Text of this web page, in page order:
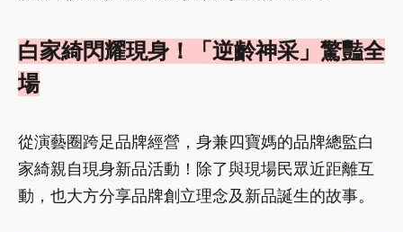
白家綺閃耀現身！「逆齡神采」驚豔全
場
從演藝圈跨足品牌經營，身兼四寶媽的品牌總監白
家綺親自現身新品活動！除了與現場民眾近距離互
動，也大方分享品牌創立理念及新品誕生的故事。